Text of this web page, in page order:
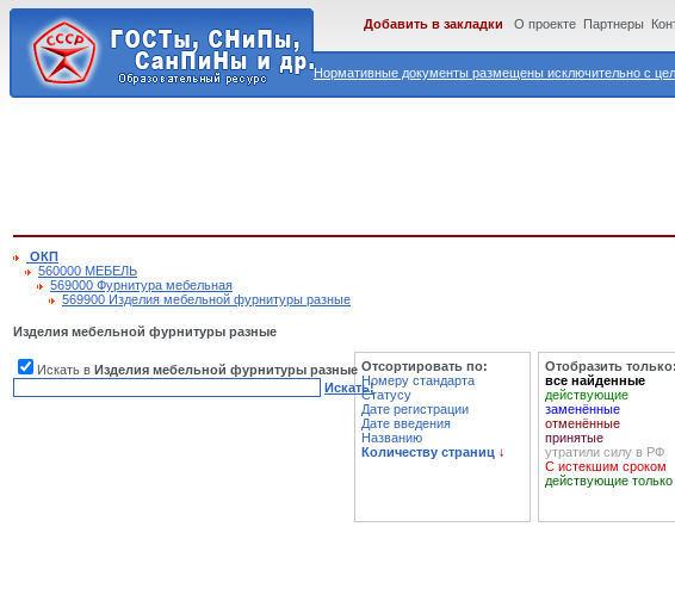
Нормативные документы размещены исключительно с
Добавить в закладки О проекте Партнеры
ОКП
560000 МЕБЕЛЬ
569000 Фурнитура мебельная
569900 Изделия мебельной фурнитуры разные
Изделия мебельной фурнитуры разные
Искать в Изделия мебельной фурнитуры разные
Искать!
Отсортировать по:
Номеру стандарта
Статусу
Дате регистрации
Дате введения
Названию
Количеству страниц ↓
Отобразить только:
все найденные
действующие
заменённые
отменённые
принятые
утратили силу в РФ
С истекшим сроком
действующие